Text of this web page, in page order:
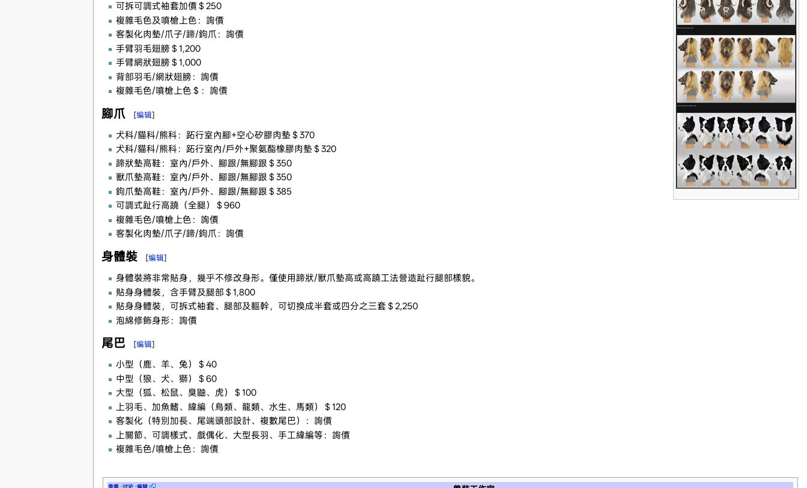
可拆可調式袖套加價＄250
複雜毛色及噴槍上色：詢價
客製化肉墊/爪子/蹄/鉤爪：詢價
手臂羽毛翅膀＄1,200
手臂網狀翅膀＄1,000
背部羽毛/網狀翅膀：詢價
複雜毛色/噴槍上色＄：詢價
腳爪 [编辑]
犬科/貓科/熊科：跖行室內腳+空心矽膠肉墊＄370
犬科/貓科/熊科：跖行室內/戶外+聚氨酯橡膠肉墊＄320
蹄狀墊高鞋：室內/戶外、腳跟/無腳跟＄350
獸爪墊高鞋：室內/戶外、腳跟/無腳跟＄350
鉤爪墊高鞋：室內/戶外、腳跟/無腳跟＄385
可調式趾行高蹺（全腿）＄960
複雜毛色/噴槍上色：詢價
客製化肉墊/爪子/蹄/鉤爪：詢價
身體裝 [编辑]
身體裝將非常貼身，幾乎不修改身形。僅使用蹄狀/獸爪墊高或高蹺工法營造趾行腿部樣貌。
貼身身體裝，含手臂及腿部＄1,800
貼身身體裝，可拆式袖套、腿部及軀幹，可切換成半套或四分之三套＄2,250
泡綿修飾身形：詢價
尾巴 [编辑]
小型（鹿、羊、兔）＄40
中型（狼、犬、獅）＄60
大型（狐、松鼠、臭鼬、虎）＄100
上羽毛、加魚鰭、緯編（鳥類、龍類、水生、馬類）＄120
客製化（特別加長、尾端頭部設計、複數尾巴）：詢價
上關節、可調樣式、戲偶化、大型長羽、手工緯編等：詢價
複雜毛色/噴槍上色：詢價
查看·讨论·编辑